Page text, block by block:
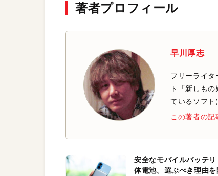
著者プロフィール
早川厚志
フリーライタ
ト「新しも
ているソフト
この著者の記
安全なモバイルバッテリ
体電池。選ぶべき理由を